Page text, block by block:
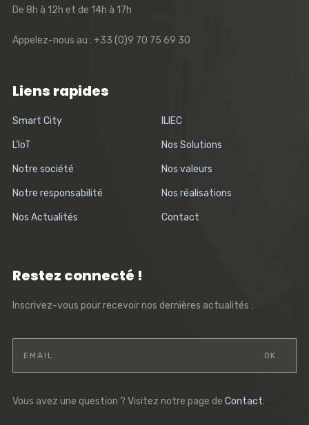
De 8h à 12h et de 14h à 17h
Appelez-nous au : +33 (0)9 70 75 69 30
Liens rapides
Smart City ILIEC
L’IoT Nos Solutions
Notre société Nos valeurs
Notre responsabilité Nos réalisations
Nos Actualités Contact
Restez connecté !
Inscrivez-vous pour recevoir nos dernières actualités :
Vous avez une question ? Visitez notre page de Contact.